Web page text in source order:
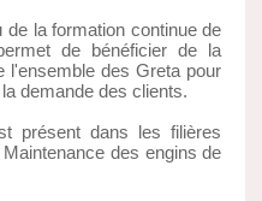
la formation continue de
de bénéficier de la
l'ensemble des Greta pour
demande des clients.
présent dans les filières
des engins de